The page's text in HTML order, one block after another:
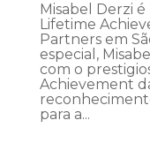
Misabel Derzi
Lifetime
Partners em
especial,
com o
Achievement
para a...